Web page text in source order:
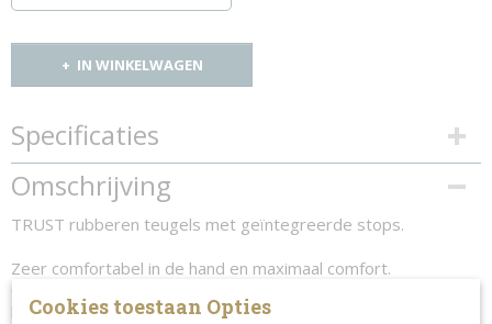
IN WINKELWAGEN
Specificaties
Productcode
1344-11693
Omschrijving
TRUST rubberen teugels met geïntegreerde stops.
Zeer comfortabel in de hand en maximaal comfort.
Ontworpen met antislip rubber en zeer hoogwaardige
kwaliteit leer.
Cookies toestaan Opties